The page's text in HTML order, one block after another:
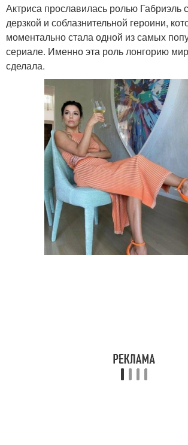
Актриса прославилась ролью Габриэль
дерзкой и соблазнительной героини,
моментально стала одной из самых
сериале. Именно эта роль лонгорию
сделала.